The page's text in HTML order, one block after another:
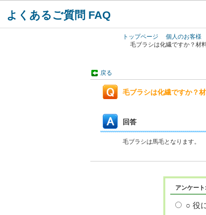
よくあるご質問 FAQ
トップページ 個人のお客様
毛ブラシは化繊ですか？材
戻る
毛ブラシは化繊ですか？
回答
毛ブラシは馬毛となります。
アンケー
○ 役